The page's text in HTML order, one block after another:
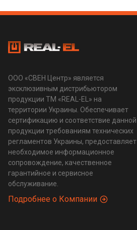
ООО «СВЕН Центр» является
эксклюзивным дистрибьютором
продукции ТМ «REAL-EL» на
территории Украины. Обеспечивает
сертификацию и соответствие данной
продукции требованиям технических
регламентов Украины, предоставляет
необходимое информационное
сопровождение, качественное
гарантийное и сервисное
обслуживание.
Подробнее о Компании